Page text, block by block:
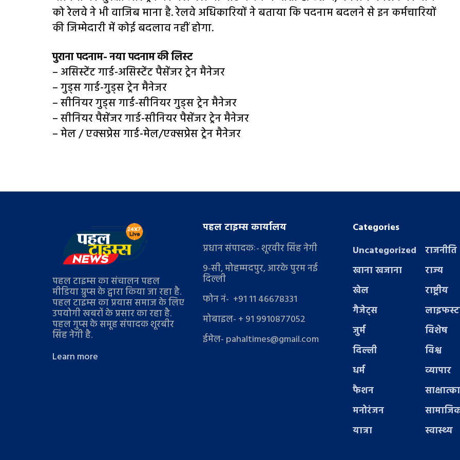
को रेलवे ने भी वाजिब माना है. रेलवे अध‍िकार‍ियों ने बताया क‍ि पदनाम बदलने से इन कर्मचारियों
की जिम्मेदारी में कोई बदलाव नहीं होगा.
पुराना पदनाम- नया पदनाम की लिस्ट
– असिस्टेंट गार्ड-असिस्टेंट पैसेंजर ट्रेन मैनेजर
– गुड्स गार्ड-गुड्स ट्रेन मैनेजर
– सीनियर गुड्स गार्ड-सीनियर गुड्स ट्रेन मैनेजर
– सीनियर पैसेंजर गार्ड-सीनियर पैसेंजर ट्रेन मैनेजर
– मेल / एक्सप्रेस गार्ड-मेल/एक्सप्रेस ट्रेन मैनेजर
पहल टाइम्स का संचालन पहल
मीडिया ग्रुप्स के द्वारा किया जा रहा है.
पहल टाइम्स का प्रयास समाज के लिए
उपयोगी खबरों के प्रसार का रहा है.
पहल गुप्स के समूह संपादक शूरबीर
सिंह नेगी है.
Learn more
पहल टाइम्स कार्यालय
प्रधान संपादकः- शूरवीर सिंह नेगी
9-सी, मोहम्मदपुर, आरके पुरम नई
दिल्ली
फोन नं- +91 11 46678331
मोबाइल- + 91 9910877052
ईमेल- pahaltimes@gmail.com
Categories
Uncategorized
खाना खजाना
खेल
गैजेट्स
जुर्म
दिल्ली
धर्म
फैशन
मनोरंजन
यात्रा
राजनीति
राज्य
राष्ट्रीय
विशेष
विश्व
व्यापार
स्वास्थ्य